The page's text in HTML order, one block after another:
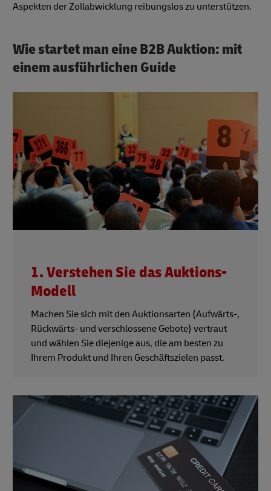
Aspekten der Zollabwicklung reibungslos zu unterstützen.
Wie startet man eine B2B Auktion: mit
einem ausführlichen Guide
1. Verstehen Sie das Auktions-
Modell
Machen Sie sich mit den Auktionsarten (Aufwärts-,
Rückwärts- und verschlossene Gebote) vertraut
und wählen Sie diejenige aus, die am besten zu
Ihrem Produkt und Ihren Geschäftszielen passt.